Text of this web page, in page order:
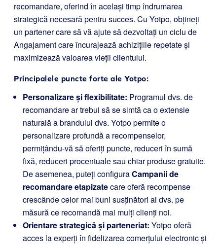
recomandare, oferind în același timp îndrumarea
strategică necesară pentru succes. Cu Yotpo, obțineți
un partener care să vă ajute să dezvoltați un ciclu de
Angajament care încurajează achizițiile repetate și
maximizează valoarea vieții clientului.
Principalele puncte forte ale Yotpo:
Personalizare și flexibilitate: Programul dvs. de
recomandare ar trebui să se simtă ca o extensie
naturală a brandului dvs. Yotpo permite o
personalizare profundă a recompenselor,
permițându-vă să oferiți puncte, reduceri în sumă
fixă, reduceri procentuale sau chiar produse gratuite.
De asemenea, puteți configuraCampanii de
recomandare etapizatecare oferă recompense
crescânde celor mai buni susținători ai dvs. pe
măsură ce recomandă mai mulți clienți noi.
Orientare strategică și parteneriat: Yotpo oferă
acces la experți în fidelizarea comerțului electronic și